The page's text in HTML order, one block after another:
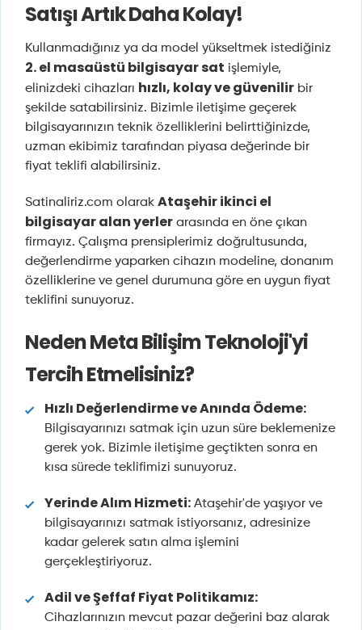
Satışı Artık Daha Kolay!
Kullanmadığınız ya da model yükseltmek istediğiniz
2. el masaüstü bilgisayar sat işlemiyle,
elinizdeki cihazları hızlı, kolay ve güvenilir bir
şekilde satabilirsiniz. Bizimle iletişime geçerek
bilgisayarınızın teknik özelliklerini belirttiğinizde,
uzman ekibimiz tarafından piyasa değerinde bir
fiyat teklifi alabilirsiniz.
Satinaliriz.com olarak Ataşehir ikinci el
bilgisayar alan yerler arasında en öne çıkan
firmayız. Çalışma prensiplerimiz doğrultusunda,
değerlendirme yaparken cihazın modeline, donanım
özelliklerine ve genel durumuna göre en uygun fiyat
teklifini sunuyoruz.
Neden Meta Bilişim Teknoloji'yi
Tercih Etmelisiniz?
Hızlı Değerlendirme ve Anında Ödeme:
Bilgisayarınızı satmak için uzun süre beklemenize
gerek yok. Bizimle iletişime geçtikten sonra en
kısa sürede teklifimizi sunuyoruz.
Yerinde Alım Hizmeti: Ataşehir'de yaşıyor ve
bilgisayarınızı satmak istiyorsanız, adresinize
kadar gelerek satın alma işlemini
gerçekleştiriyoruz.
Adil ve Şeffaf Fiyat Politikamız:
Cihazlarınızın mevcut pazar değerini baz alarak